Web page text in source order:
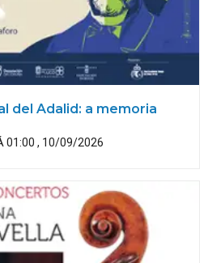
del Adalid: a memoria
01:00 , 10/09/2026